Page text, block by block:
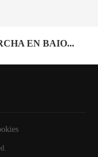
EN BAIO...